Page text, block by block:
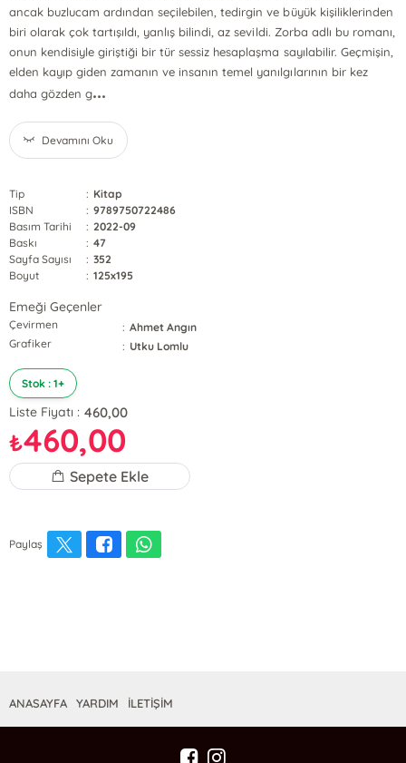
ancak buzlucam ardından seçilebilen, tedirgin ve büyük kişiliklerinden
biri olarak çok tartışıldı, yanlış bilindi, az sevildi. Zorba adlı bu romanı,
onun kendisiyle giriştiği bir tür sessiz hesaplaşma sayılabilir. Geçmişin,
elden kayıp giden zamanın ve insanın temel yanılgılarının bir kez
daha gözden g...
Devamını Oku
Tip : Kitap
ISBN
: 9789750722486
Basım Tarihi
: 2022-09
Baskı
: 47
Sayfa Sayısı
: 352
Boyut
: 125x195
Emeği Geçenler
Çevirmen : Ahmet Angın
Grafiker
: Utku Lomlu
Stok : 1+
Liste Fiyatı : 460,00
₺460,00
Sepete Ekle
Paylaş
ANASAYFA YARDIM İLETİŞİM